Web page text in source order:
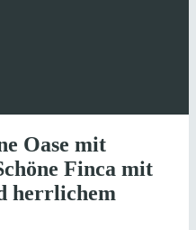
Oase mit
Finca mit
herrlichem